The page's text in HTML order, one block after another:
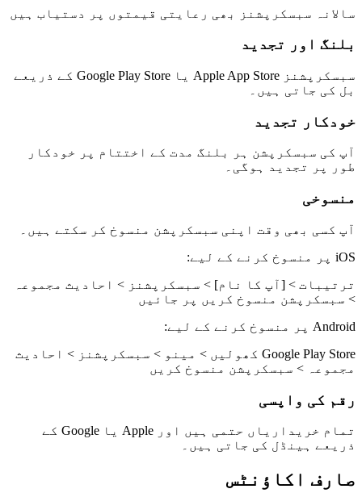
سالانہ سبسکرپشنز بھی رعایتی قیمتوں پر دستیاب ہیں
بلنگ اور تجدید
سبسکرپشنز Apple App Store یا Google Play Store کے ذریعے
بل کی جاتی ہیں۔
خودکار تجدید
آپ کی سبسکرپشن ہر بلنگ مدت کے اختتام پر خودکار
طور پر تجدید ہوگی۔
منسوخی
آپ کسی بھی وقت اپنی سبسکرپشن منسوخ کر سکتے ہیں۔
iOS پر منسوخ کرنے کے لیے:
ترتیبات > [آپ کا نام] > سبسکرپشنز > احادیث مجموعہ
> سبسکرپشن منسوخ کریں پر جائیں
Android پر منسوخ کرنے کے لیے:
Google Play Store کھولیں > مینو > سبسکرپشنز > احادیث
مجموعہ > سبسکرپشن منسوخ کریں
رقم کی واپسی
تمام خریداریاں حتمی ہیں اور Apple یا Google کے
ذریعے ہینڈل کی جاتی ہیں۔
صارف اکاؤنٹس